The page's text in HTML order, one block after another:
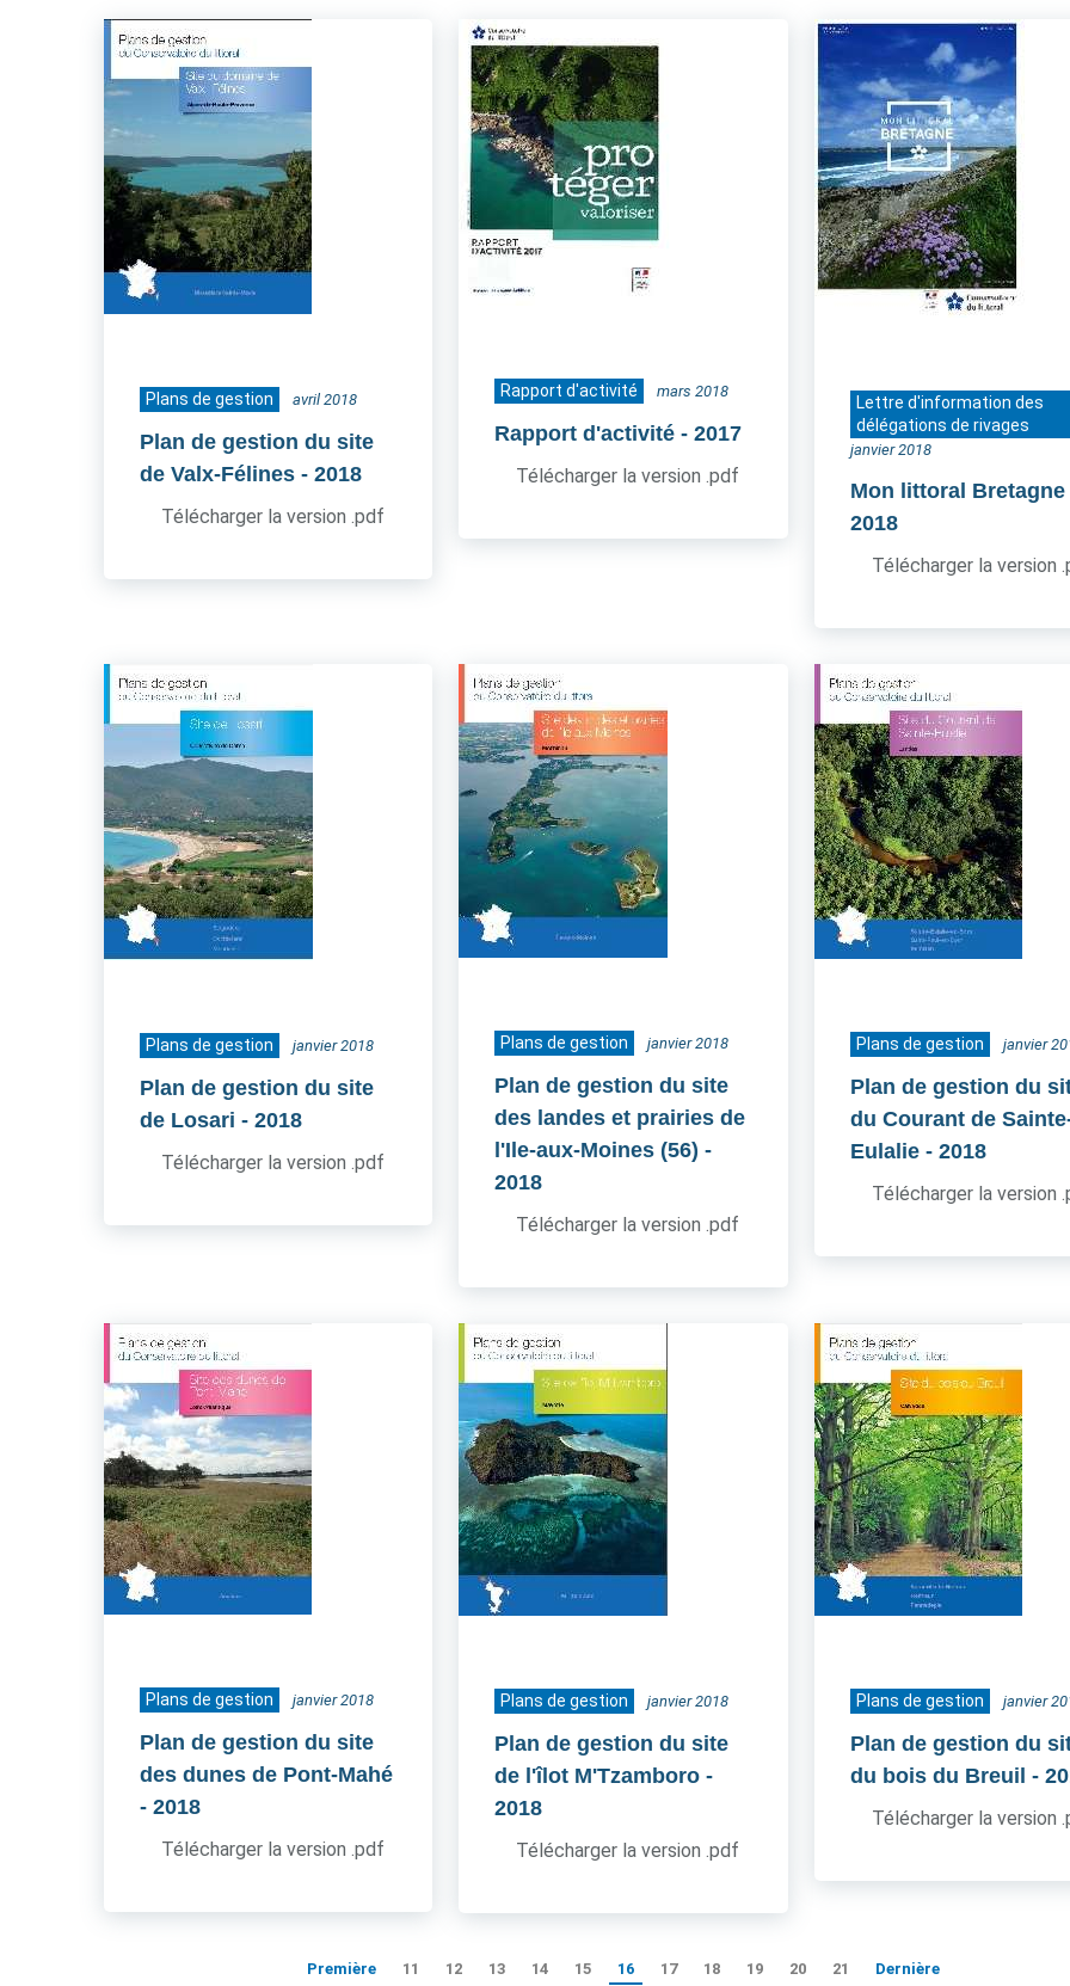
Plans de gestion avril 2018
Plan de gestion du site
de Valx-Félines - 2018
Télécharger la version .pdf
Rapport d'activité mars 2018
Rapport d'activité - 2017
Télécharger la version .pdf
Lettre d'information des
délégations de rivages
janvier 2018
Mon littoral Bretagne
2018
Télécharger la version
Plans de gestion janvier 2018
Plan de gestion du site
de Losari - 2018
Télécharger la version .pdf
Plans de gestion janvier 2018
Plan de gestion du site
des landes et prairies de
l'Ile-aux-Moines (56) -
2018
Télécharger la version .pdf
Plans de gestion janvier
Plan de gestion du
du Courant de
Eulalie - 2018
Télécharger la version
Plans de gestion janvier 2018
Plan de gestion du site
des dunes de Pont-Mahé
- 2018
Télécharger la version .pdf
Plans de gestion janvier 2018
Plan de gestion du site
de l'îlot M'Tzamboro -
2018
Télécharger la version .pdf
Plans de gestion janvier
Plan de gestion du
du bois du Breuil -
Télécharger la version
Première 11 12 13 14 15 16 17 18 19 20 21 Dernière